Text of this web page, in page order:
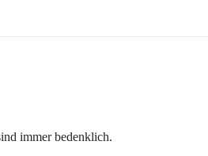
immer bedenklich.